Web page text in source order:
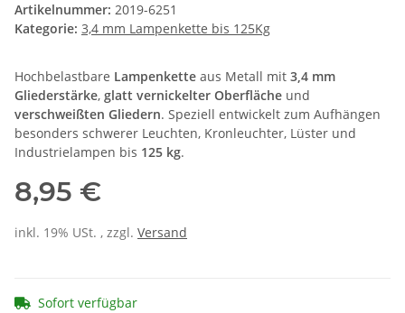
Artikelnummer: 2019-6251
Kategorie: 3,4 mm Lampenkette bis 125Kg
Hochbelastbare Lampenkette aus Metall mit 3,4 mm
Gliederstärke, glatt vernickelter Oberfläche und
verschweißten Gliedern. Speziell entwickelt zum Aufhängen
besonders schwerer Leuchten, Kronleuchter, Lüster und
Industrielampen bis 125 kg.
8,95 €
inkl. 19% USt. , zzgl. Versand
Sofort verfügbar